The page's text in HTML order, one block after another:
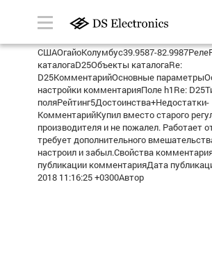
СШАОгайоКолумбус39.9587-
каталогаD25Объекты каталогаRe:
D25КомментарийОсновные
настройки комментарияПоле h1Re:
поляРейтинг5Достоинства+Недостатки-
КомментарийКупил вместо старого
производителя и не пожалел. Работает
требует дополнительного
настроил и забыл.Свойства
публикации комментарияДата
2018 11:16:25 +0300Автор